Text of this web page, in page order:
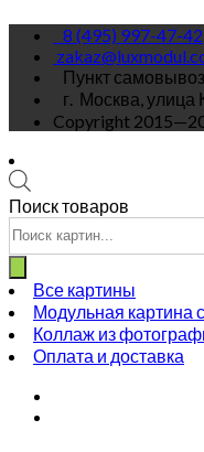
8 (495) 997-47-42
Пункт
г. Москва, улица
Copyright
Поиск товаров
Все картины
Модульная картина
Коллаж из
Оплата и доставка